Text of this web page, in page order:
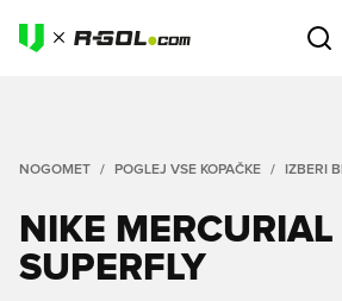
NOGOMET POGLEJ VSE KOPAČKE IZBERI
NIKE MERCURIAL
SUPERFLY